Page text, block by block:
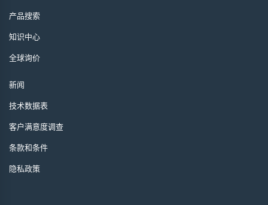
产品搜索
知识中心
全球询价
新闻
技术数据表
客户满意度调查
条款和条件
隐私政策